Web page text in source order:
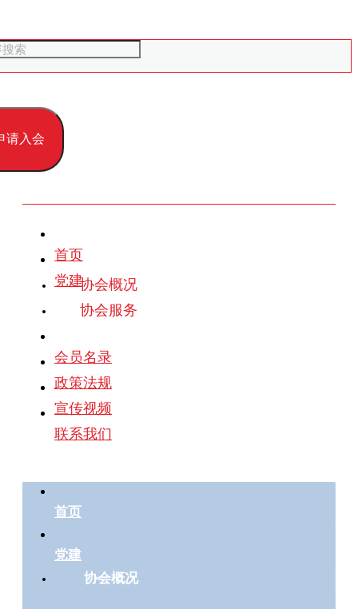
请入会
首页
党建协会概况
协会服务
会员名录
政策法规
宣传视频
联系我们
首页
党建
协会概况